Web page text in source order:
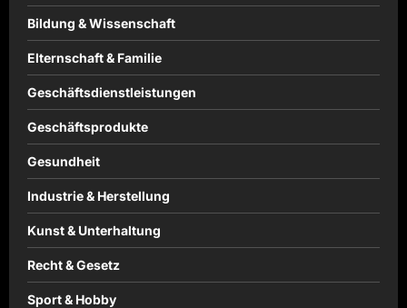
Bildung & Wissenschaft
Elternschaft & Familie
Geschäftsdienstleistungen
Geschäftsprodukte
Gesundheit
Industrie & Herstellung
Kunst & Unterhaltung
Recht & Gesetz
Sport & Hobby